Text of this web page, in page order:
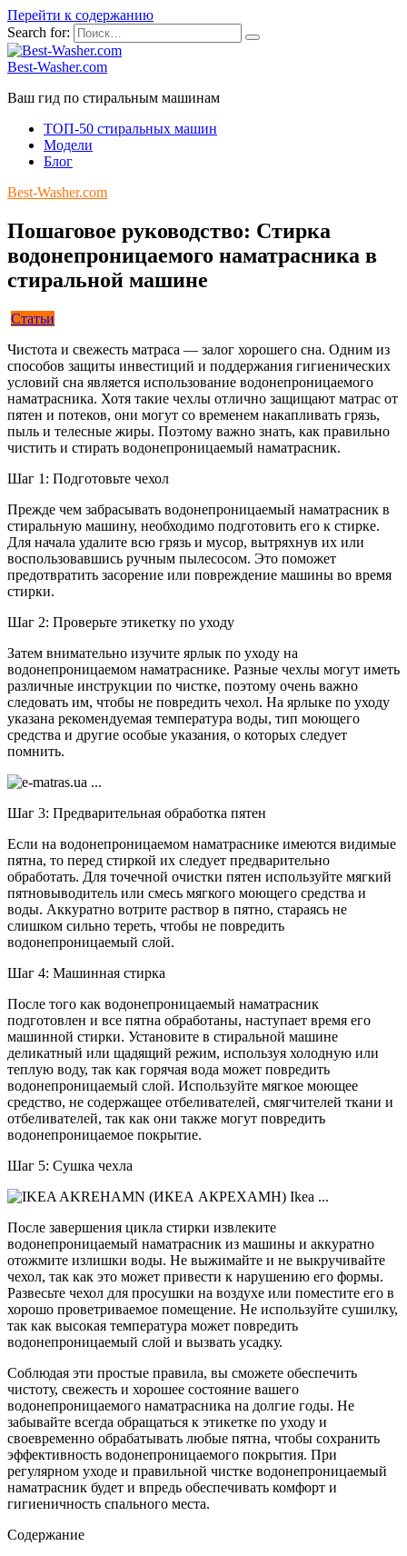
Перейти к содержанию
Search for:
Best-Washer.com
Ваш гид по стиральным машинам
ТОП-50 стиральных машин
Модели
Блог
Best-Washer.com
Пошаговое руководство: Стирка
водонепроницаемого наматрасника в
стиральной машине
Статьи
Чистота и свежесть матраса — залог хорошего сна. Одним из
способов защиты инвестиций и поддержания гигиенических
условий сна является использование водонепроницаемого
наматрасника. Хотя такие чехлы отлично защищают матрас от
пятен и потеков, они могут со временем накапливать грязь,
пыль и телесные жиры. Поэтому важно знать, как правильно
чистить и стирать водонепроницаемый наматрасник.
Шаг 1: Подготовьте чехол
Прежде чем забрасывать водонепроницаемый наматрасник в
стиральную машину, необходимо подготовить его к стирке.
Для начала удалите всю грязь и мусор, вытряхнув их или
воспользовавшись ручным пылесосом. Это поможет
предотвратить засорение или повреждение машины во время
стирки.
Шаг 2: Проверьте этикетку по уходу
Затем внимательно изучите ярлык по уходу на
водонепроницаемом наматраснике. Разные чехлы могут иметь
различные инструкции по чистке, поэтому очень важно
следовать им, чтобы не повредить чехол. На ярлыке по уходу
указана рекомендуемая температура воды, тип моющего
средства и другие особые указания, о которых следует
помнить.
Шаг 3: Предварительная обработка пятен
Если на водонепроницаемом наматраснике имеются видимые
пятна, то перед стиркой их следует предварительно
обработать. Для точечной очистки пятен используйте мягкий
пятновыводитель или смесь мягкого моющего средства и
воды. Аккуратно вотрите раствор в пятно, стараясь не
слишком сильно тереть, чтобы не повредить
водонепроницаемый слой.
Шаг 4: Машинная стирка
После того как водонепроницаемый наматрасник
подготовлен и все пятна обработаны, наступает время его
машинной стирки. Установите в стиральной машине
деликатный или щадящий режим, используя холодную или
теплую воду, так как горячая вода может повредить
водонепроницаемый слой. Используйте мягкое моющее
средство, не содержащее отбеливателей, смягчителей ткани и
отбеливателей, так как они также могут повредить
водонепроницаемое покрытие.
Шаг 5: Сушка чехла
После завершения цикла стирки извлеките
водонепроницаемый наматрасник из машины и аккуратно
отожмите излишки воды. Не выжимайте и не выкручивайте
чехол, так как это может привести к нарушению его формы.
Развесьте чехол для просушки на воздухе или поместите его в
хорошо проветриваемое помещение. Не используйте сушилку,
так как высокая температура может повредить
водонепроницаемый слой и вызвать усадку.
Соблюдая эти простые правила, вы сможете обеспечить
чистоту, свежесть и хорошее состояние вашего
водонепроницаемого наматрасника на долгие годы. Не
забывайте всегда обращаться к этикетке по уходу и
своевременно обрабатывать любые пятна, чтобы сохранить
эффективность водонепроницаемого покрытия. При
регулярном уходе и правильной чистке водонепроницаемый
наматрасник будет и впредь обеспечивать комфорт и
гигиеничность спального места.
Содержание